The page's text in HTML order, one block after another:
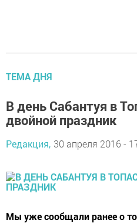
ТЕМА ДНЯ
В день Сабантуя в
двойной праздник
Редакция, 30 апреля 2016 -
Мы уже сообщали ранее о